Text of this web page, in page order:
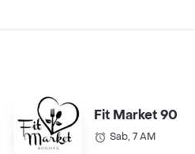
Fit Market 90
Sab, 7 AM